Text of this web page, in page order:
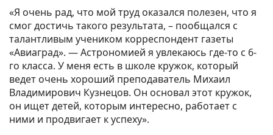
«Я очень рад, что мой труд оказался полезен, что я
смог достичь такого результата, – пообщался с
талантливым учеником корреспондент газеты
«Авиаград». — Астрономией я увлекаюсь где-то с 6-
го класса. У меня есть в школе кружок, который
ведет очень хороший преподаватель Михаил
Владимирович Кузнецов. Он основал этот кружок,
он ищет детей, которым интересно, работает с
ними и продвигает к успеху».